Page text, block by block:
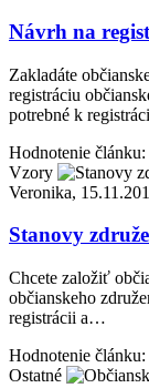
Návrh na
Zakladáte
registráciu
potrebné k
Hodnotenie článku:
Vzory
Veronika,
Stanovy
Chcete založiť
občianskeho
registrácii a…
Hodnotenie článku:
Ostatné